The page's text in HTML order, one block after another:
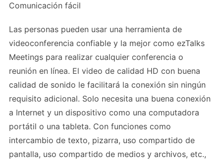
Comunicación fácil
Las personas pueden usar una herramienta de
videoconferencia confiable y la mejor como ezTalks
Meetings para realizar cualquier conferencia o
reunión en línea. El video de calidad HD con buena
calidad de sonido le facilitará la conexión sin ningún
requisito adicional. Solo necesita una buena conexión
a Internet y un dispositivo como una computadora
portátil o una tableta. Con funciones como
intercambio de texto, pizarra, uso compartido de
pantalla, uso compartido de medios y archivos, etc.,